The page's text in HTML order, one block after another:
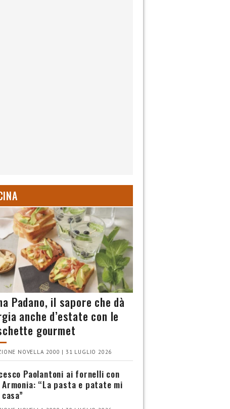
Padano, il sapore che dà
anche d’estate con le
gourmet
NOVELLA 2000 | 31 LUGLIO 2026
Paolantoni ai fornelli con
“La pasta e patate mi